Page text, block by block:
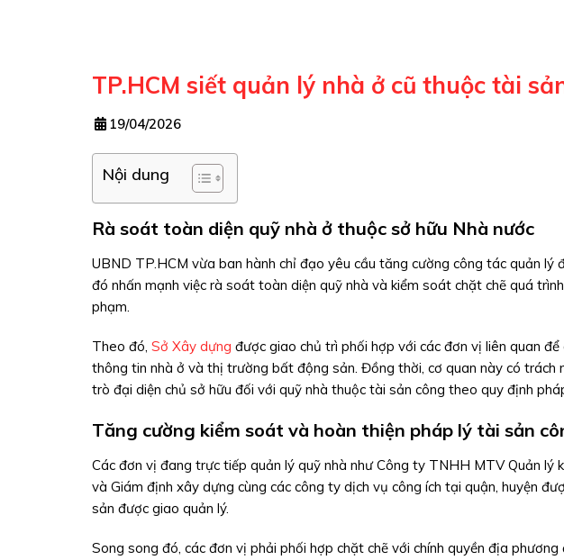
TP.HCM siết quản lý nhà ở cũ thuộc tài
19/04/2026
Nội dung
Rà soát toàn diện quỹ nhà ở thuộc sở hữu Nhà nước
UBND TP.HCM vừa ban hành chỉ đạo yêu cầu tăng cường công tác quản lý
đó nhấn mạnh việc rà soát toàn diện quỹ nhà và kiểm soát chặt chẽ quá
phạm.
Theo đó, Sở Xây dựng được giao chủ trì phối hợp với các đơn vị liên quan
thông tin nhà ở và thị trường bất động sản. Đồng thời, cơ quan này có
trò đại diện chủ sở hữu đối với quỹ nhà thuộc tài sản công theo quy định
Tăng cường kiểm soát và hoàn thiện pháp lý tài sản
Các đơn vị đang trực tiếp quản lý quỹ nhà như Công ty TNHH MTV Quản lý
và Giám định xây dựng cùng các công ty dịch vụ công ích tại quận, huyện
sản được giao quản lý.
Song song đó, các đơn vị phải phối hợp chặt chẽ với chính quyền địa